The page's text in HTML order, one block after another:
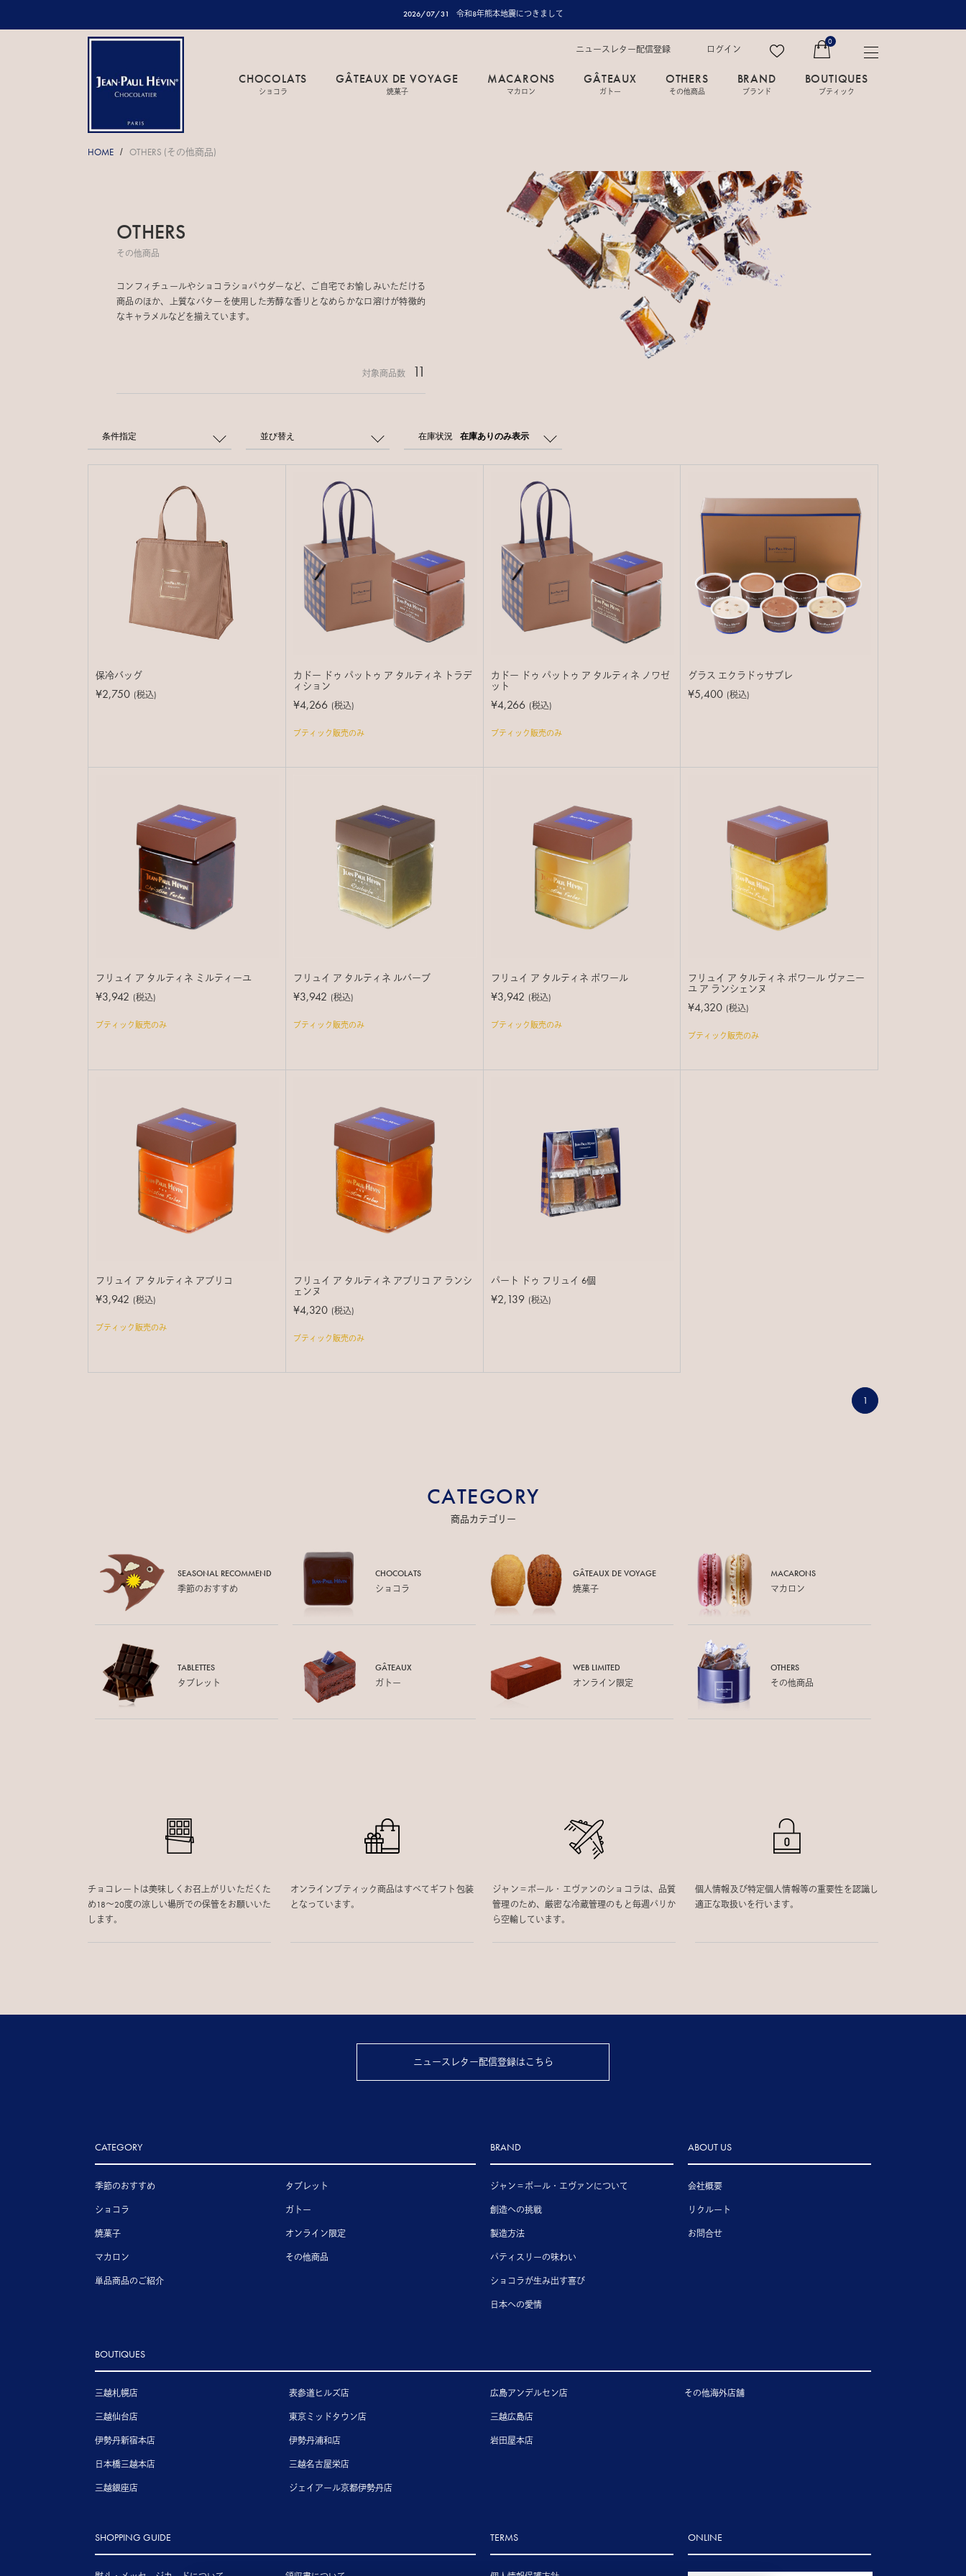
2026/07/31 令和8年熊本地震につきまして
ニュースレター配信登録 ログイン
0
CHOCOLATS
ショコラ
GÂTEAUX DE VOYAGE
焼菓子
MACARONS
マカロン
GÂTEAUX
ガトー
OTHERS
その他商品
BRAND
ブランド
BOUTIQUES
ブティック
HOME / OTHERS (その他商品)
OTHERS
その他商品
コンフィチュールやショコラショパウダーなど、ご自宅でお愉しみいただける
商品のほか、上質なバターを使用した芳醇な香りとなめらかな口溶けが特徴的
なキャラメルなどを揃えています。
対象商品数 11
条件指定 並び替え 在庫状況 在庫ありのみ表示
保冷バッグ
¥2,750 (税込)
カドー ドゥ パットゥ ア タルティネ トラデ
ィション
¥4,266 (税込)
ブティック販売のみ
カドー ドゥ パットゥ ア タルティネ ノワゼ
ット
¥4,266 (税込)
ブティック販売のみ
グラス エクラドゥサブレ
¥5,400 (税込)
フリュイ ア タルティネ ミルティーユ
¥3,942 (税込)
ブティック販売のみ
フリュイ ア タルティネ ルバーブ
¥3,942 (税込)
ブティック販売のみ
フリュイ ア タルティネ ポワール
¥3,942 (税込)
ブティック販売のみ
フリュイ ア タルティネ ポワール ヴァニー
ユ ア ランシェンヌ
¥4,320 (税込)
ブティック販売のみ
フリュイ ア タルティネ アブリコ
¥3,942 (税込)
ブティック販売のみ
フリュイ ア タルティネ アブリコ ア ランシ
ェンヌ
¥4,320 (税込)
ブティック販売のみ
パート ドゥ フリュイ 6個
¥2,139 (税込)
1
CATEGORY
商品カテゴリー
SEASONAL RECOMMEND
季節のおすすめ
CHOCOLATS
ショコラ
GÂTEAUX DEVOYAGE
焼菓子
MACARONS
マカロン
TABLETTES
タブレット
GÂTEAUX
ガトー
WEB LIMITED
オンライン限定
OTHERS
その他商品
チョコレートは美味しくお召上がりいただくた
め18〜20度の涼しい場所での保管をお願いいた
します。
オンラインブティック商品はすべてギフト包装
となっています。
ジャン＝ポール・エヴァンのショコラは、品質
管理のため、厳密な冷蔵管理のもと毎週パリか
ら空輸しています。
個人情報及び特定個人情報等の重要性を認識し
適正な取扱いを行います。
ニュースレター配信登録はこちら
CATEGORY
季節のおすすめ
ショコラ
焼菓子
マカロン
単品商品のご紹介
タブレット
ガトー
オンライン限定
その他商品
BRAND
ジャン＝ポール・エヴァンについて
創造への挑戦
製造方法
パティスリーの味わい
ショコラが生み出す喜び
日本への愛情
ABOUT US
会社概要
リクルート
お問合せ
BOUTIQUES
三越札幌店
三越仙台店
伊勢丹新宿本店
日本橋三越本店
三越銀座店
表参道ヒルズ店
東京ミッドタウン店
伊勢丹浦和店
三越名古屋栄店
ジェイアール京都伊勢丹店
広島アンデルセン店
三越広島店
岩田屋本店
その他海外店舗
SHOPPING GUIDE TERMS ONLINE